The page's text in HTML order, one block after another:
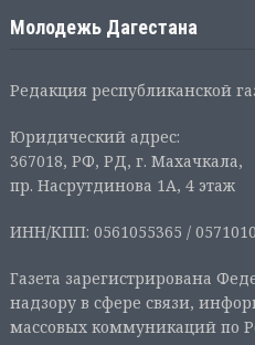
Молодежь Дагестана
Редакция республиканской
Юридический адрес:
367018, РФ, РД, г. Махачкала,
пр. Насрутдинова 1А, 4 этаж
ИНН/КПП: 0561055365 /
Газета зарегистрирована
надзору в сфере связи,
массовых коммуникаций по